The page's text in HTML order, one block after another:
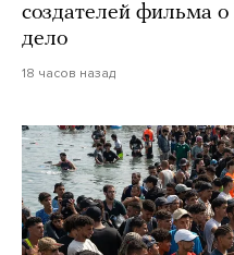
создателей фильма
дело
18 часов назад